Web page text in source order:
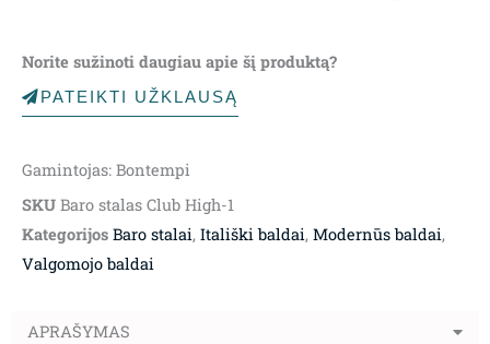
Norite sužinoti daugiau apie šį produktą?
PATEIKTI UŽKLAUSĄ
Gamintojas: Bontempi
SKU Baro stalas Club High-1
Kategorijos Baro stalai, Itališki baldai, Modernūs baldai,
Valgomojo baldai
APRAŠYMAS